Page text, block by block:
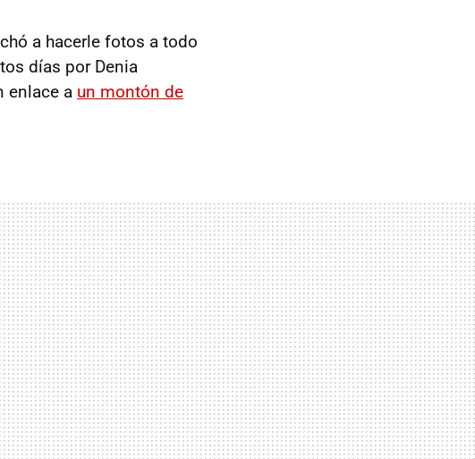
a hacerle fotos a todo
días por Denia
enlace a un montón de